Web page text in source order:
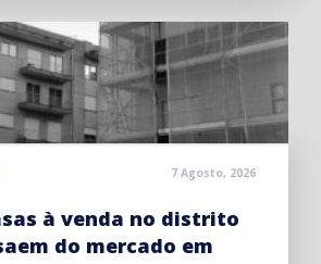
7 Agosto, 2026
à venda no distrito
do mercado em